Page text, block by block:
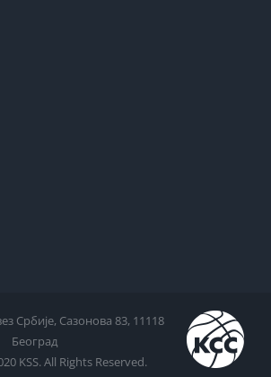
Србије, Сазонова 83, 11118
Београд
KSS. All Rights Reserved.